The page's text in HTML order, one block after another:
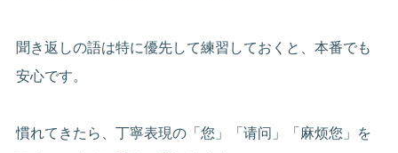
聞き返しの語は特に優先して練習しておくと、本番でも
安心です。
慣れてきたら、丁寧表現の「您」「请问」「麻烦您」を